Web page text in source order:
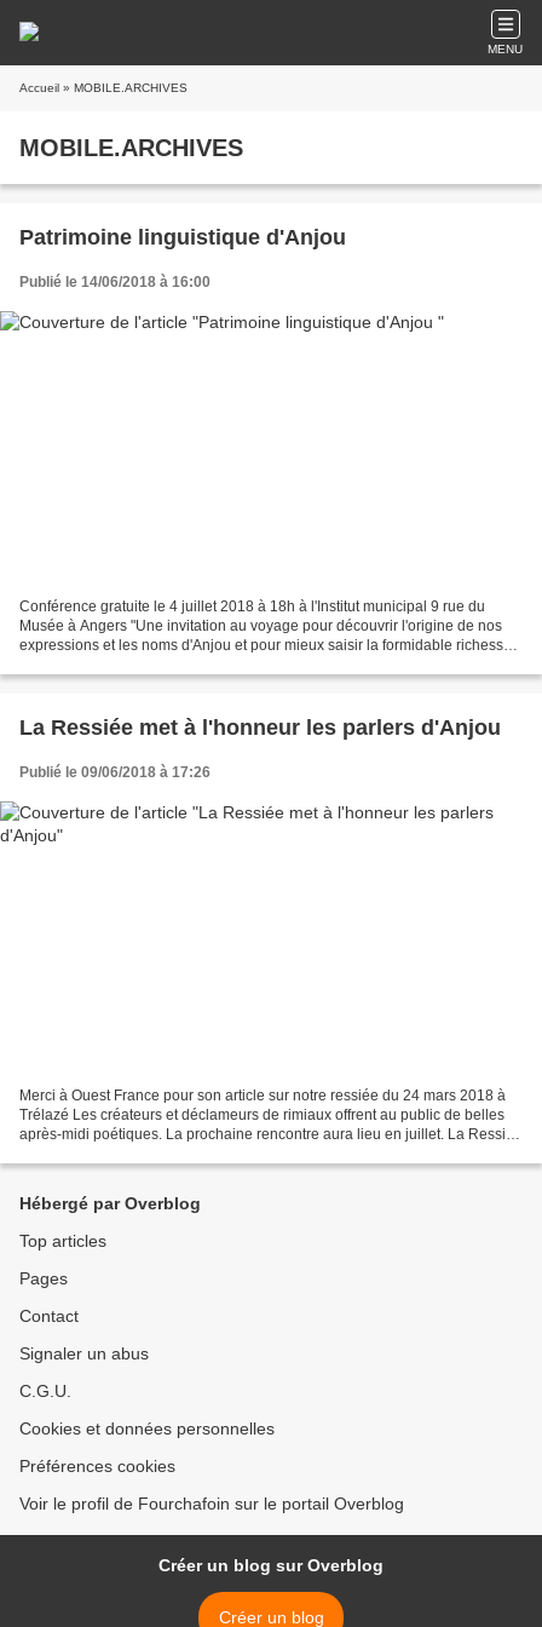
MENU
Accueil » MOBILE.ARCHIVES
MOBILE.ARCHIVES
Patrimoine linguistique d'Anjou
Publié le 14/06/2018 à 16:00
Conférence gratuite le 4 juillet 2018 à 18h à l'Institut municipal 9 rue du
Musée à Angers "Une invitation au voyage pour découvrir l'origine de nos
expressions et les noms d'Anjou et pour mieux saisir la formidable richesse
La Ressiée met à l'honneur les parlers d'Anjou
Publié le 09/06/2018 à 17:26
Merci à Ouest France pour son article sur notre ressiée du 24 mars 2018 à
Trélazé Les créateurs et déclameurs de rimiaux offrent au public de belles
après-midi poétiques. La prochaine rencontre aura lieu en juillet. La Ressiée
Hébergé par Overblog
Top articles
Pages
Contact
Signaler un abus
C.G.U.
Cookies et données personnelles
Préférences cookies
Voir le profil de Fourchafoin sur le portail Overblog
Créer un blog sur Overblog
Créer un blog